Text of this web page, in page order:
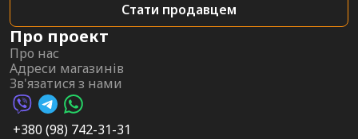
Стати продавцем
Про проект
Про нас
Адреси магазинів
Зв'язатися з нами
Viber AutoPalma
Telegram AutoPalma
WhatsApp AutoPalma
+380 (98) 742-31-31